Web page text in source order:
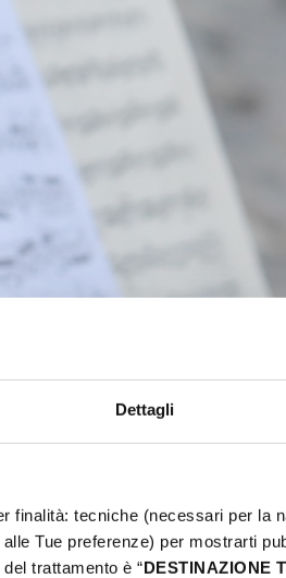
Dettagli
finalità: tecniche (necessari per la
Tue preferenze) per mostrarti
trattamento è “DESTINAZIONE
Primavera 2025